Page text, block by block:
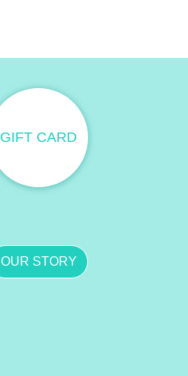
GIFT CARD
OUR STORY